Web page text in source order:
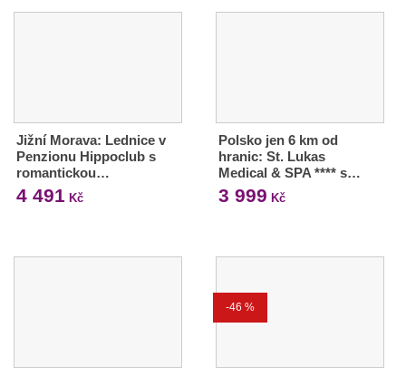
Jižní Morava: Lednice v
Penzionu Hippoclub s
romantickou…
4 491 Kč
Polsko jen 6 km od
hranic: St. Lukas
Medical & SPA **** s…
3 999 Kč
-46 %